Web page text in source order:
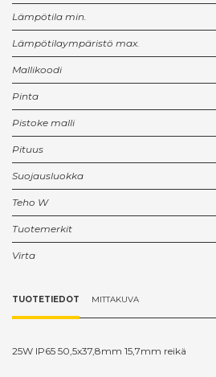
Lämpötila min.
Lämpötilaympäristö max.
Mallikoodi
Pinta
Pistoke malli
Pituus
Suojausluokka
Teho W
Tuotemerkit
Virta
TUOTETIEDOT MITTAKUVA
25W IP65 50,5x37,8mm 15,7mm reikä